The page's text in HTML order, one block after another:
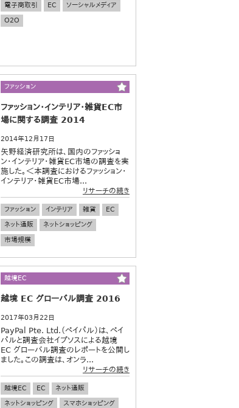
電子商取引 EC
ソーシャルメディア
O2O
ファッション
ファッション・インテリア・雑貨EC市
場に関する調査 2014
2014年12月17日
矢野経済研究所は、国内のファッショ
ン・インテリア・雑貨EC市場の調査を実
施した。＜本調査におけるファッション・
インテリア・雑貨EC市場...
リサーチの続き
ファッション インテリア 雑貨
EC
ネット通販
ネットショッピング
市場規模
越境EC
越境 EC グローバル調査 2016
2017年03月22日
PayPal Pte. Ltd.（ペイパル）は、ペイ
パルと調査会社イプソスによる越境
EC グローバル調査のレポートを公開し
ました。この調査は、オンラ...
リサーチの続き
越境EC EC
ネット通販
ネットショッピング
スマホショッピング